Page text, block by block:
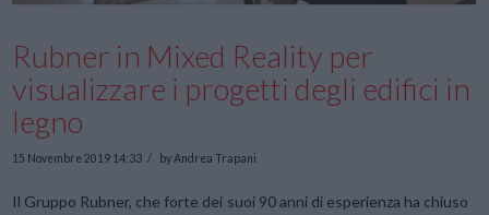
Rubner in Mixed Reality per
visualizzare i progetti degli edifici in
legno
15 Novembre 2019 14:33 by Andrea Trapani
Il Gruppo Rubner, che forte dei suoi 90 anni di esperienza ha chiuso